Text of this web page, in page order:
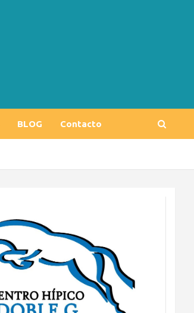
BLOG Contacto